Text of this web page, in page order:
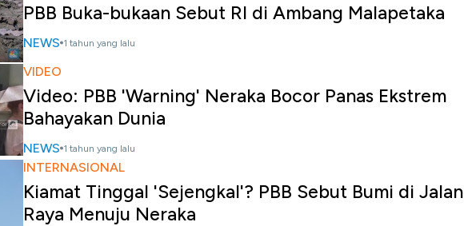
PBB Buka-bukaan Sebut RI di Ambang Malapetaka
NEWS 1 tahun yang lalu
VIDEO
Video: PBB 'Warning' Neraka Bocor Panas Ekstrem
Bahayakan Dunia
NEWS 1 tahun yang lalu
INTERNASIONAL
Kiamat Tinggal 'Sejengkal'? PBB Sebut Bumi di Jalan
Raya Menuju Neraka